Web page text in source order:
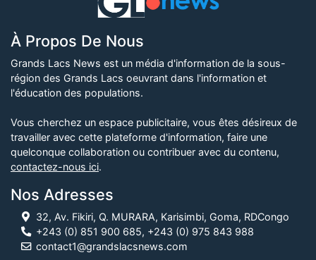
À Propos De Nous
Grands Lacs News est un média d'information de la sous-
région des Grands Lacs oeuvrant dans l'information et
l'éducation des populations.
Vous cherchez un espace publicitaire, vous êtes désireux de
travailler avec cette plateforme d'information, faire une
quelconque collaboration ou contribuer avec du contenu,
contactez-nous ici.
Nos Adresses
32, Av. Fikiri, Q. MURARA, Karisimbi, Goma, RDCongo
+243 (0) 851 900 685, +243 (0) 975 843 988
contact1@grandslacsnews.com